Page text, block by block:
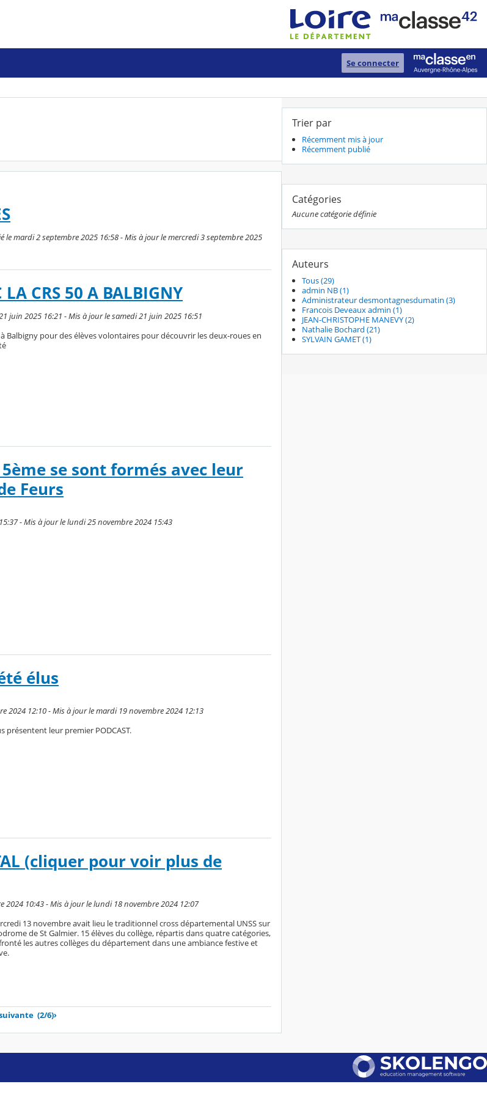
Se connecter
mardi 2 septembre 2025 16:58 - Mis à jour le mercredi 3 septembre 2025
LA CRS 50 A BALBIGNY
21 juin 2025 16:21 - Mis à jour le samedi 21 juin 2025 16:51
Balbigny pour des élèves volontaires pour découvrir les deux-roues en
se sont formés avec leur
Feurs
- Mis à jour le lundi 25 novembre 2024 15:43
élus
2024 12:10 - Mis à jour le mardi 19 novembre 2024 12:13
présentent leur premier PODCAST.
(cliquer pour voir plus de
10:43 - Mis à jour le lundi 18 novembre 2024 12:07
13 novembre avait lieu le traditionnel cross départemental UNSS sur
de St Galmier. 15 élèves du collège, répartis dans quatre catégories,
les autres collèges du département dans une ambiance festive et
(2/6)›
Trier par
Récemment mis à jour
Récemment publié
Catégories
Aucune catégorie définie
Auteurs
Tous (29)
admin NB (1)
Administrateur desmontagnesdumatin (3)
Francois Deveaux admin (1)
JEAN-CHRISTOPHE MANEVY (2)
Nathalie Bochard (21)
SYLVAIN GAMET (1)